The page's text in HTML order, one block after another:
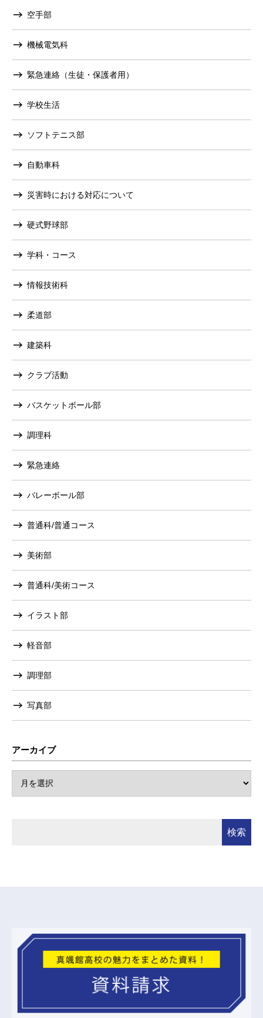
空手部
機械電気科
緊急連絡（生徒・保護者用）
学校生活
ソフトテニス部
自動車科
災害時における対応について
硬式野球部
学科・コース
情報技術科
柔道部
建築科
クラブ活動
バスケットボール部
調理科
緊急連絡
バレーボール部
普通科/普通コース
美術部
普通科/美術コース
イラスト部
軽音部
調理部
写真部
アーカイブ